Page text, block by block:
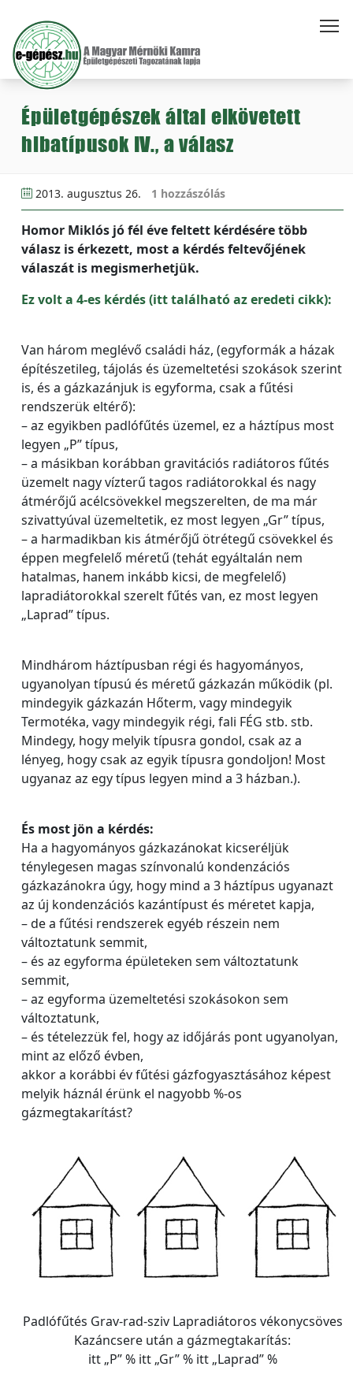
Épületgépészek által elkövetett
hibatípusok IV., a válasz
2013. augusztus 26. 1 hozzászólás
Homor Miklós jó fél éve feltett kérdésére több
válasz is érkezett, most a kérdés feltevőjének
válaszát is megismerhetjük.
Ez volt a 4-es kérdés (itt található az eredeti cikk):
Van három meglévő családi ház, (egyformák a házak
építészetileg, tájolás és üzemeltetési szokások szerint
is, és a gázkazánjuk is egyforma, csak a fűtési
rendszerük eltérő):
– az egyikben padlófűtés üzemel, ez a háztípus most
legyen „P” típus,
– a másikban korábban gravitációs radiátoros fűtés
üzemelt nagy vízterű tagos radiátorokkal és nagy
átmérőjű acélcsövekkel megszerelten, de ma már
szivattyúval üzemeltetik, ez most legyen „Gr” típus,
– a harmadikban kis átmérőjű ötrétegű csövekkel és
éppen megfelelő méretű (tehát egyáltalán nem
hatalmas, hanem inkább kicsi, de megfelelő)
lapradiátorokkal szerelt fűtés van, ez most legyen
„Laprad” típus.
Mindhárom háztípusban régi és hagyományos,
ugyanolyan típusú és méretű gázkazán működik (pl.
mindegyik gázkazán Hőterm, vagy mindegyik
Termotéka, vagy mindegyik régi, fali FÉG stb. stb.
Mindegy, hogy melyik típusra gondol, csak az a
lényeg, hogy csak az egyik típusra gondoljon! Most
ugyanaz az egy típus legyen mind a 3 házban.).
És most jön a kérdés:
Ha a hagyományos gázkazánokat kicseréljük
ténylegesen magas színvonalú kondenzációs
gázkazánokra úgy, hogy mind a 3 háztípus ugyanazt
az új kondenzációs kazántípust és méretet kapja,
– de a fűtési rendszerek egyéb részein nem
változtatunk semmit,
– és az egyforma épületeken sem változtatunk
semmit,
– az egyforma üzemeltetési szokásokon sem
változtatunk,
– és tételezzük fel, hogy az időjárás pont ugyanolyan,
mint az előző évben,
akkor a korábbi év fűtési gázfogyasztásához képest
melyik háznál érünk el nagyobb %-os
gázmegtakarítást?
Padlófűtés Grav-rad-sziv Lapradiátoros vékonycsöves
Kazáncsere után a gázmegtakarítás:
itt „P” % itt „Gr” % itt „Laprad” %